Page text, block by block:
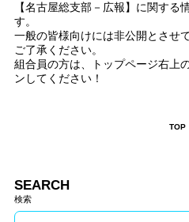
【名古屋総支部－広報】に関する
す。
一般の皆様向けには非公開とさせ
ご了承ください。
組合員の方は、トップページ右上
ンしてください！
TOP
SEARCH
検索